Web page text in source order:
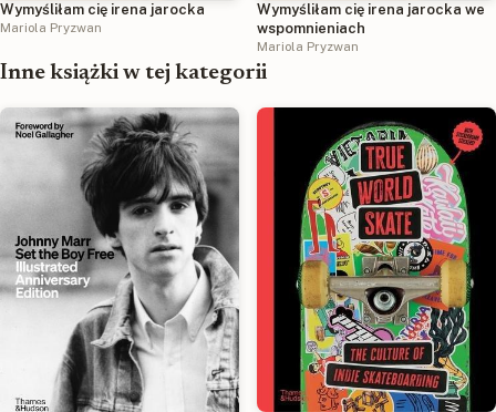
Wymyśliłam cię irena jarocka
Mariola Pryzwan
Wymyśliłam cię irena jarocka we
wspomnieniach
Mariola Pryzwan
Inne książki w tej kategorii